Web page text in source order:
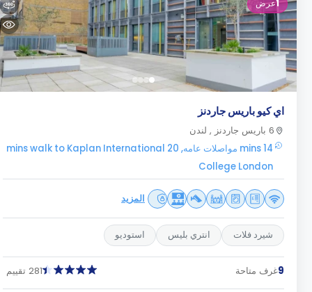
1عرض
اي كيو باريس جاردنز
6 باريس جاردنز , لندن
14 mins مواصلات عامه, 20 mins walk to Kaplan International
College London
المزيد
شيرد فلات انتري بليس استوديو
غرف متاحة 281 تقييم